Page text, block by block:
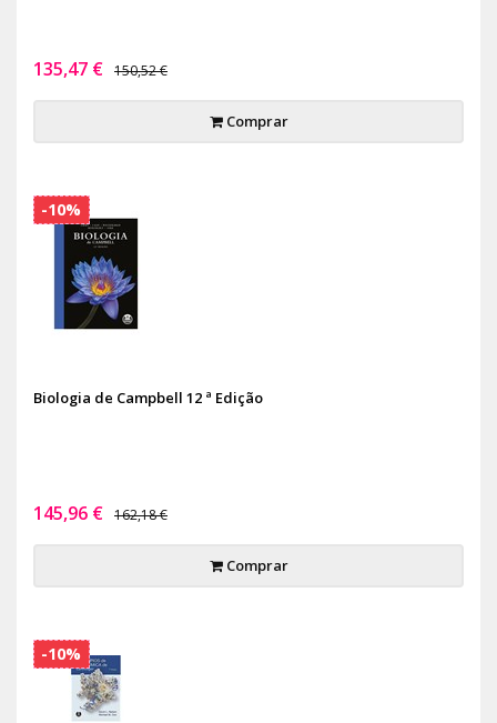
135,47 € 150,52 €
Comprar
Biologia de Campbell 12 ª Edição
145,96 € 162,18 €
Comprar
-10%
-10%